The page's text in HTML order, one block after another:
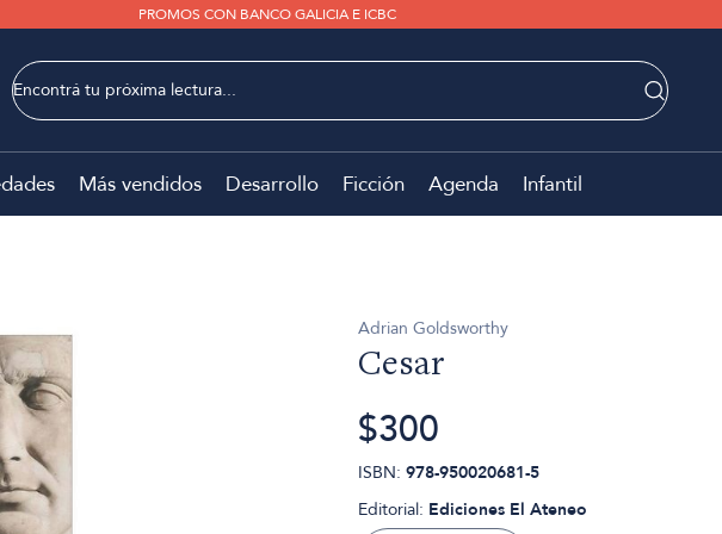
PROMOS CON BANCO GALICIA E ICBC
Más vendidos Desarrollo Ficción Agenda Infantil
Adrian Goldsworthy
Cesar
$300
ISBN: 978-950020681-5
Editorial: Ediciones El Ateneo